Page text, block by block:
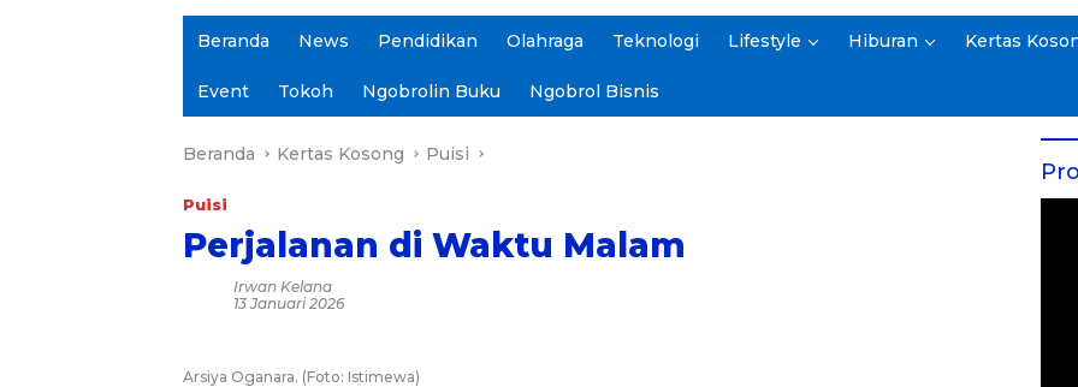
Beranda News Pendidikan Olahraga Teknologi Lifestyle Hiburan Kertas
Event Tokoh Ngobrolin Buku Ngobrol Bisnis
Beranda Kertas Kosong Puisi
Puisi
Perjalanan di Waktu Malam
Irwan Kelana
13 Januari 2026
Arsiya Oganara. (Foto: Istimewa)